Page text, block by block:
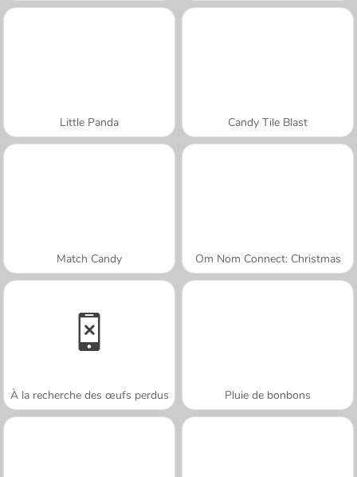
Little Panda Candy Tile Blast
Match Candy Om Nom Connect: Christmas
À la recherche des œufs perdus Pluie de bonbons